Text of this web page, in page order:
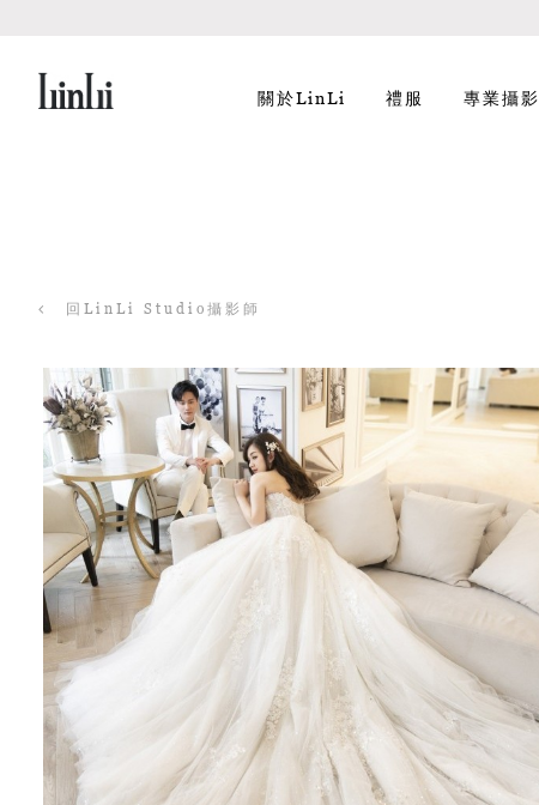
關於LinLi 禮服 專業攝影
回LinLi Studio攝影師